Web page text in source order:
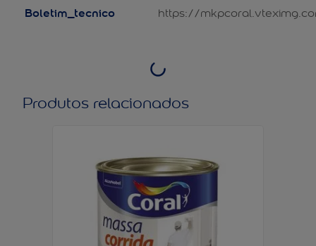
Boletim_tecnico https://
Produtos relacionados